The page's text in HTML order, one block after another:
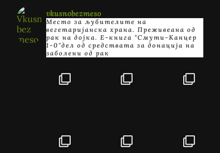
vkusnobezmeso
Место за љубителите на
вегетаријанска храна. Преживеана од
рак на дојка. E-книга "Смути-Канцер
1-0"дел од средствата за донација на
заболени од рак